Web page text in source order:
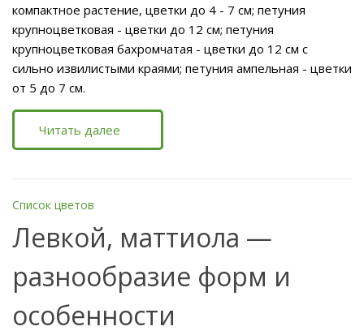
компактное растение, цветки до 4 - 7 см; петуния
крупноцветковая - цветки до 12 см; петуния
крупноцветковая бахромчатая - цветки до 12 см с
сильно извилистыми краями; петуния ампельная - цветки
от 5 до 7 см.
Читать далее
Список цветов
Левкой, маттиола —
разнообразие форм и
особенности